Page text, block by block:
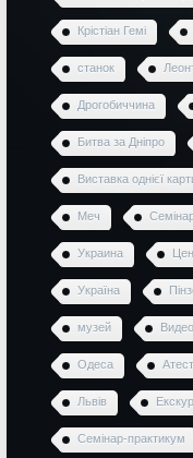
Крістіан Гемі
станок
Дрогобиччина
Битва за Дніпро
Виставка однієї
Меч
Украина
Україна
музей Видео
Одеса
Львів
Семінар-практикум